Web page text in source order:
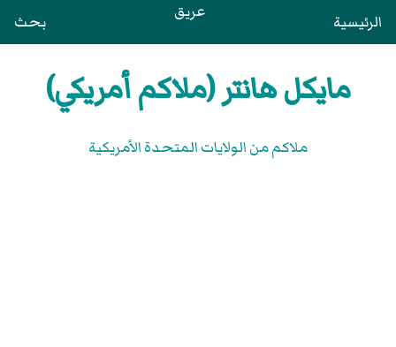
الرئيسية عريق بحث
مايكل هانتر (ملاكم أمريكي)
ملاكم من الولايات المتحدة الأمريكية